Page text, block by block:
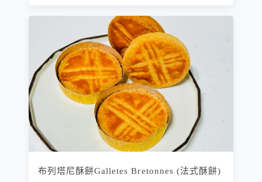
布列塔尼酥餅Galletes Bretonnes (法式酥餅)